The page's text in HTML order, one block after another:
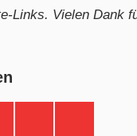
Links. Vielen Dank